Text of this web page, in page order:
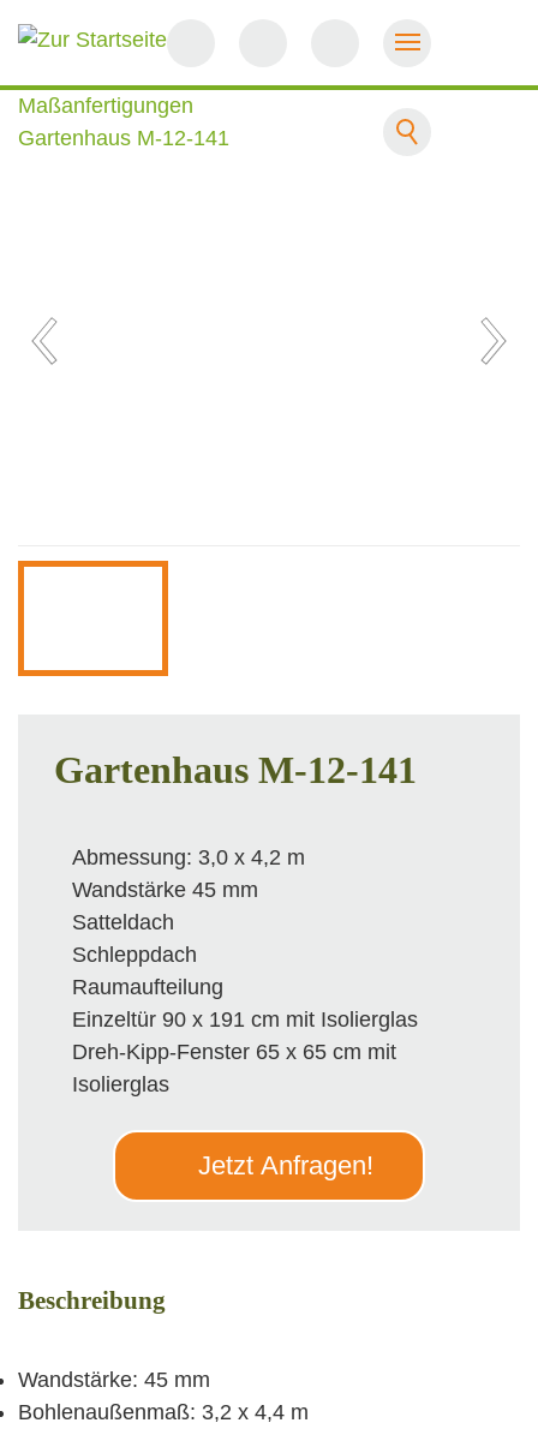
Maßanfertigungen
Gartenhaus M-12-141
Gartenhaus M-12-141
Abmessung: 3,0 x 4,2 m
Wandstärke 45 mm
Satteldach
Schleppdach
Raumaufteilung
Einzeltür 90 x 191 cm mit Isolierglas
Dreh-Kipp-Fenster 65 x 65 cm mit
Isolierglas
Jetzt Anfragen!
Beschreibung
Wandstärke: 45 mm
Bohlenaußenmaß: 3,2 x 4,4 m